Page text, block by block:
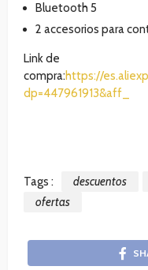
Bluetooth 5
2 accesorios para
Link de
compra:https://
dp=447961913&aff_
Tags : descuentos
ofertas